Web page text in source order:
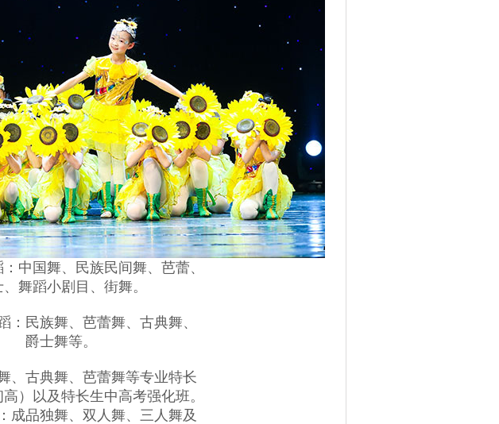
国舞、民族民间舞、芭蕾、
蹈小剧目、街舞。
民族舞、芭蕾舞、古典舞、
爵士舞等。
古典舞、芭蕾舞等专业特长
以及特长生中高考强化班。
品独舞、双人舞、三人舞及